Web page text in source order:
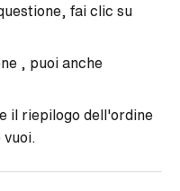
fai clic su
, puoi anche
il riepilogo dell'ordine